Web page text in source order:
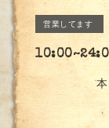
営業してます